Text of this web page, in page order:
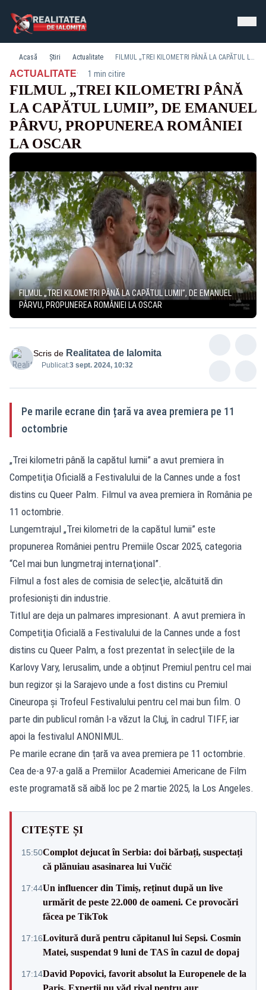
Acasă Știri Actualitate FILMUL „TREI KILOMETRI PÂNĂ LA CAPĂTUL LUMII”, DE EMANUEL PÂRVU, PROPUNEREA ROMÂNIEI LA OSCAR
ACTUALITATE· 1 min citire
FILMUL „TREI KILOMETRI PÂNĂ
LA CAPĂTUL LUMII”, DE EMANUEL
PÂRVU, PROPUNEREA ROMÂNIEI
LA OSCAR
FILMUL „TREI KILOMETRI PÂNĂ LA CAPĂTUL LUMII”, DE EMANUEL
PÂRVU, PROPUNEREA ROMÂNIEI LA OSCAR
Scris de Realitatea de Ialomita
Publicat:3 sept. 2024, 10:32
Pe marile ecrane din țară va avea premiera pe 11
octombrie
„Trei kilometri până la capătul lumii” a avut premiera în
Competiţia Oficială a Festivalului de la Cannes unde a fost
distins cu Queer Palm. Filmul va avea premiera în România pe
11 octombrie.
Lungemtrajul „Trei kilometri de la capătul lumii” este
propunerea României pentru Premiile Oscar 2025, categoria
“Cel mai bun lungmetraj internaţional”.
Filmul a fost ales de comisia de selecţie, alcătuită din
profesionişti din industrie.
Titlul are deja un palmares impresionant. A avut premiera în
Competiţia Oficială a Festivalului de la Cannes unde a fost
distins cu Queer Palm, a fost prezentat în selecţiile de la
Karlovy Vary, Ierusalim, unde a obținut Premiul pentru cel mai
bun regizor şi la Sarajevo unde a fost distins cu Premiul
Cineuropa şi Trofeul Festivalului pentru cel mai bun film. O
parte din publicul român l-a văzut la Cluj, în cadrul TIFF, iar
apoi la festivalul ANONIMUL.
Pe marile ecrane din țară va avea premiera pe 11 octombrie.
Cea de-a 97-a gală a Premiilor Academiei Americane de Film
este programată să aibă loc pe 2 martie 2025, la Los Angeles.
CITEȘTE ȘI
15:50Complot dejucat în Serbia: doi bărbați, suspectați
că plănuiau asasinarea lui Vučić
17:44Un influencer din Timiș, reținut după un live
urmărit de peste 22.000 de oameni. Ce provocări
făcea pe TikTok
17:16Lovitură dură pentru căpitanul lui Sepsi. Cosmin
Matei, suspendat 9 luni de TAS în cazul de dopaj
17:14David Popovici, favorit absolut la Europenele de la
Paris. Experții nu văd rival pentru aur